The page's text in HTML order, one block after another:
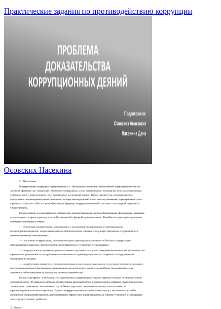
Практические задания по противодействию коррупции
Осовских Насекина